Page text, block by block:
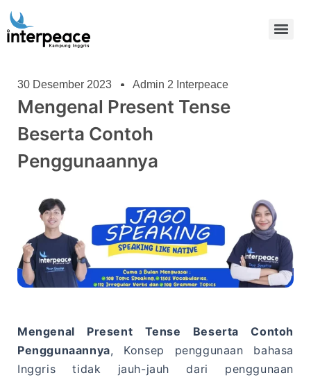
30 Desember 2023 Admin 2 Interpeace
Mengenal Present Tense
Beserta Contoh
Penggunaannya
Mengenal Present Tense Beserta Contoh
Penggunaannya, Konsep penggunaan bahasa
Inggris tidak jauh-jauh dari penggunaan